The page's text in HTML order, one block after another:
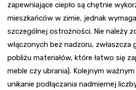
zapewniające ciepło są chętnie
mieszkańców w zimie, jednak
szczególnej ostrożności. Nie należy
włączonych bez nadzoru, zwłaszcza
pobliżu materiałów, które łatwo się
meble czy ubrania). Kolejnym
unikanie podłączania nadmiernej